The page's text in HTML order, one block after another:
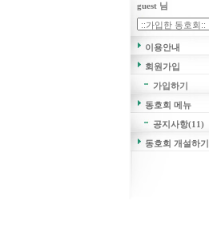
guest 님
이용안내
회원가입
가입하기
동호회 메뉴
공지사항(11)
동호회 개설하기